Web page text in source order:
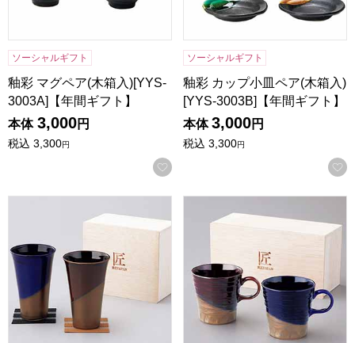
ソーシャルギフト
釉彩 マグペア(木箱入)[YYS-
3003A]【年間ギフト】
本体 3,000円
税込 3,300円
お気に入りに登録する
ソーシャルギフト
釉彩 カップ小皿ペア(木箱入)
[YYS-3003B]【年間ギフト】
本体 3,000円
税込 3,300円